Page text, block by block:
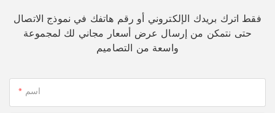
فقط اترك بريدك الإلكتروني أو رقم هاتفك في نموذج الاتصال
حتى نتمكن من إرسال عرض أسعار مجاني لك لمجموعة
واسعة من التصاميم
اسم